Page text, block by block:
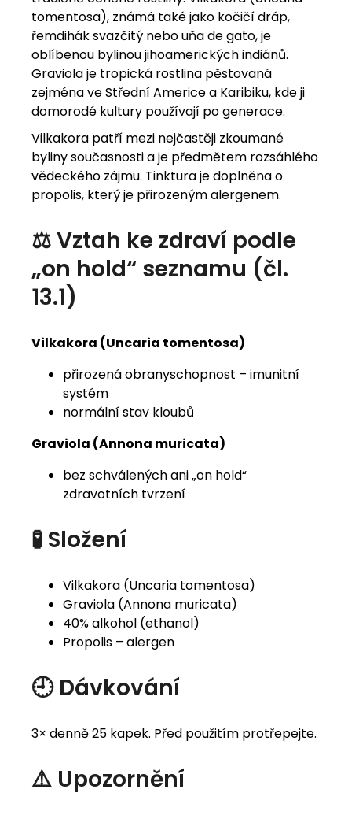
tomentosa), známá také jako kočičí dráp,
řemdihák svazčitý nebo uňa de gato, je
oblíbenou bylinou jihoamerických indiánů.
Graviola je tropická rostlina pěstovaná
zejména ve Střední Americe a Karibiku, kde ji
domorodé kultury používají po generace.
Vilkakora patří mezi nejčastěji zkoumané
byliny současnosti a je předmětem rozsáhlého
vědeckého zájmu. Tinktura je doplněna o
propolis, který je přirozeným alergenem.
⚖️ Vztah ke zdraví podle
„on hold“ seznamu (čl.
13.1)
Vilkakora (Uncaria tomentosa)
přirozená obranyschopnost – imunitní
systém
normální stav kloubů
Graviola (Annona muricata)
bez schválených ani „on hold“
zdravotních tvrzení
🧪 Složení
Vilkakora (Uncaria tomentosa)
Graviola (Annona muricata)
40% alkohol (ethanol)
Propolis – alergen
🕘 Dávkování
3× denně 25 kapek. Před použitím protřepejte.
⚠️ Upozornění